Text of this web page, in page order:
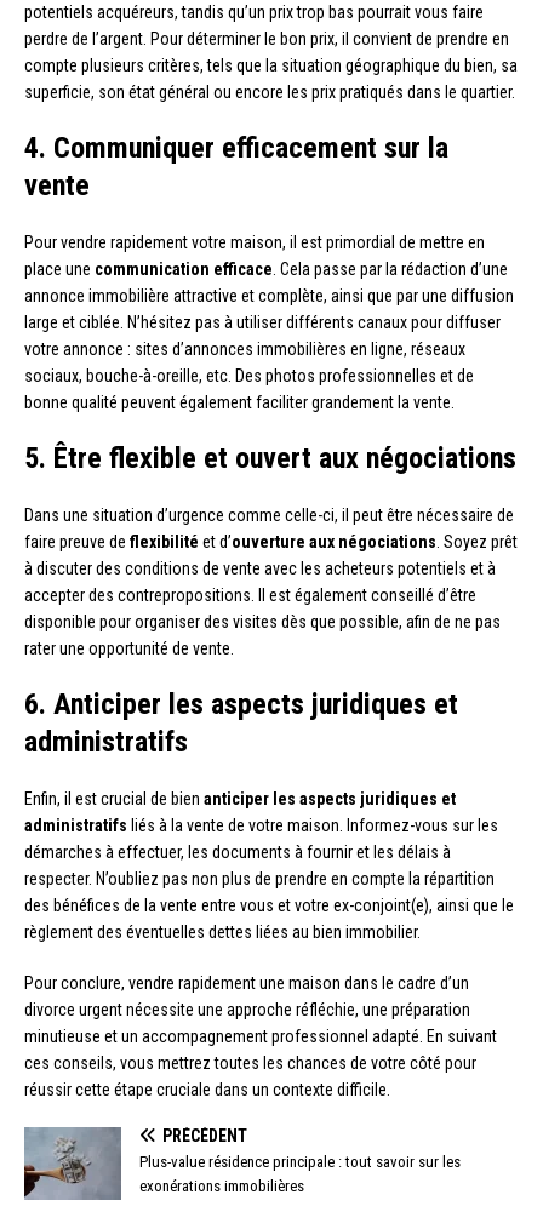
potentiels acquéreurs, tandis qu’un prix trop bas pourrait vous faire
perdre de l’argent. Pour déterminer le bon prix, il convient de prendre en
compte plusieurs critères, tels que la situation géographique du bien, sa
superficie, son état général ou encore les prix pratiqués dans le quartier.
4. Communiquer efficacement sur la
vente
Pour vendre rapidement votre maison, il est primordial de mettre en
place une communication efficace . Cela passe par la rédaction d’une
annonce immobilière attractive et complète, ainsi que par une diffusion
large et ciblée. N’hésitez pas à utiliser différents canaux pour diffuser
votre annonce : sites d’annonces immobilières en ligne, réseaux
sociaux, bouche-à-oreille, etc. Des photos professionnelles et de
bonne qualité peuvent également faciliter grandement la vente.
5. Être flexible et ouvert aux négociations
Dans une situation d’urgence comme celle-ci, il peut être nécessaire de
faire preuve de flexibilité et d’ouverture aux négociations . Soyez prêt
à discuter des conditions de vente avec les acheteurs potentiels et à
accepter des contrepropositions. Il est également conseillé d’être
disponible pour organiser des visites dès que possible, afin de ne pas
rater une opportunité de vente.
6. Anticiper les aspects juridiques et
administratifs
Enfin, il est crucial de bien anticiper les aspects juridiques et
administratifs liés à la vente de votre maison. Informez-vous sur les
démarches à effectuer, les documents à fournir et les délais à
respecter. N’oubliez pas non plus de prendre en compte la répartition
des bénéfices de la vente entre vous et votre ex-conjoint(e), ainsi que le
règlement des éventuelles dettes liées au bien immobilier.
Pour conclure, vendre rapidement une maison dans le cadre d’un
divorce urgent nécessite une approche réfléchie, une préparation
minutieuse et un accompagnement professionnel adapté. En suivant
ces conseils, vous mettrez toutes les chances de votre côté pour
réussir cette étape cruciale dans un contexte difficile.
PRÉCÉDENT
Plus-value résidence principale : tout savoir sur les
exonérations immobilières